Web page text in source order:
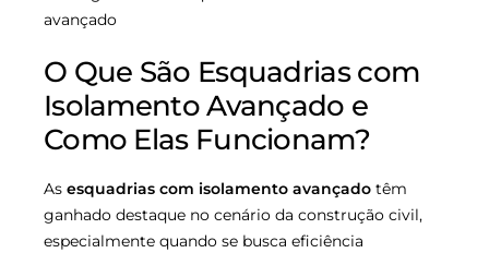
O Que São Esquadrias com
Isolamento Avançado e
Como Elas Funcionam?
As esquadrias com isolamento avançado têm
ganhado destaque no cenário da construção civil,
especialmente quando se busca eficiência